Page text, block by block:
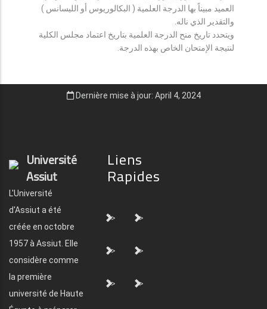
العميد مبيناً بها الدرجة العلمية ( البكالوريوس أو الليسانس )
والتقدير الذي ناله.
ويتحدد تاريخ منح الدرجة العلمية بتاريخ اعتماد مجلس الكلية
لنتيجة الإمتحان الخاص بهذه الدرجة.
Dernière mise à jour: April 4, 2024
Université
Assiut
L'Université
d'Assiut a été
créée en octobre
1957 à Assiut. Elle
considère comme
la première
université de Haute
Liens
Rapides
"> ">
"> ">
"> ">